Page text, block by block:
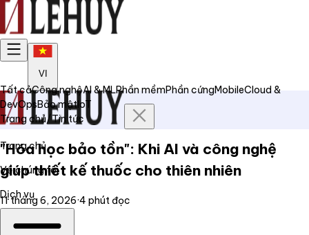
VI
Trang chủ
Về chúng tôi
Dịch vụ
Tất cảCông nghệAI & MLPhần mềmPhần cứngMobileCloud &
DevOpsBảo mậtIoT
Trang chủ/Tin tức
"Hóa học bảo tồn": Khi AI và công nghệ
giúp thiết kế thuốc cho thiên nhiên
11 tháng 6, 2026·4 phút đọc